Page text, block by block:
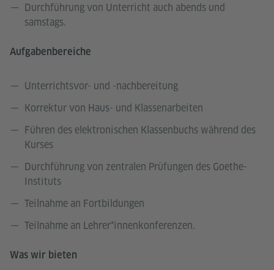
Durchführung von Unterricht auch abends und
samstags.
Aufgabenbereiche
Unterrichtsvor- und -nachbereitung
Korrektur von Haus- und Klassenarbeiten
Führen des elektronischen Klassenbuchs während des
Kurses
Durchführung von zentralen Prüfungen des Goethe-
Instituts
Teilnahme an Fortbildungen
Teilnahme an Lehrer*innenkonferenzen.
Was wir bieten